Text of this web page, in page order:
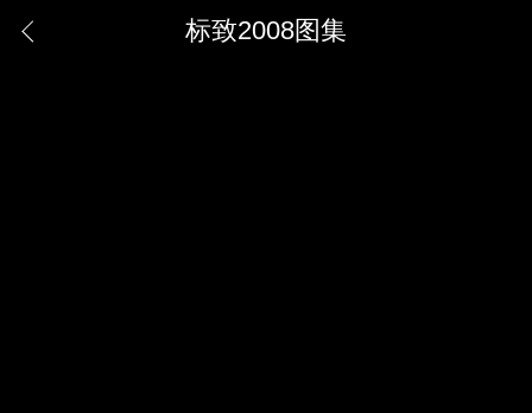
标致2008图集